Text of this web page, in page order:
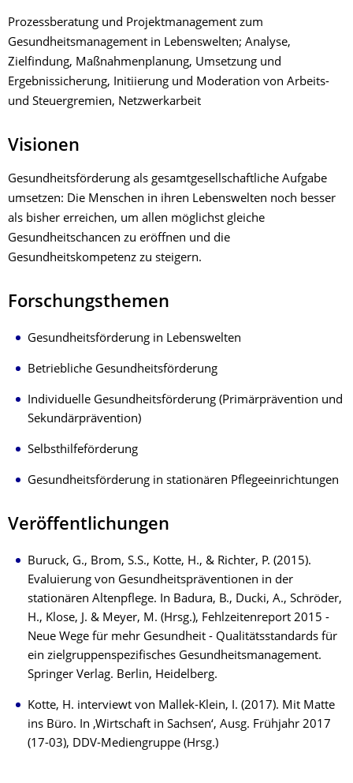
Prozessberatung und Projektmanagement zum
Gesundheitsmanagement in Lebenswelten; Analyse,
Zielfindung, Maßnahmenplanung, Umsetzung und
Ergebnissicherung, Initiierung und Moderation von Arbeits-
und Steuergremien, Netzwerkarbeit
Visionen
Gesundheitsförderung als gesamtgesellschaftliche Aufgabe
umsetzen: Die Menschen in ihren Lebenswelten noch besser
als bisher erreichen, um allen möglichst gleiche
Gesundheitschancen zu eröffnen und die
Gesundheitskompetenz zu steigern.
Forschungsthemen
Gesundheitsförderung in Lebenswelten
Betriebliche Gesundheitsförderung
Individuelle Gesundheitsförderung (Primärprävention und
Sekundärprävention)
Selbsthilfeförderung
Gesundheitsförderung in stationären Pflegeeinrichtungen
Veröffentlichungen
Buruck, G., Brom, S.S., Kotte, H., & Richter, P. (2015).
Evaluierung von Gesundheitspräventionen in der
stationären Altenpflege. In Badura, B., Ducki, A., Schröder,
H., Klose, J. & Meyer, M. (Hrsg.), Fehlzeitenreport 2015 -
Neue Wege für mehr Gesundheit - Qualitätsstandards für
ein zielgruppenspezifisches Gesundheitsmanagement.
Springer Verlag. Berlin, Heidelberg.
Kotte, H. interviewt von Mallek-Klein, I. (2017). Mit Matte
ins Büro. In ‚Wirtschaft in Sachsen‘, Ausg. Frühjahr 2017
(17-03), DDV-Mediengruppe (Hrsg.)